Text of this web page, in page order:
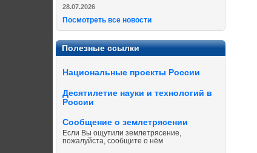
28.07.2026
Посмотреть все новости
Полезные ссылки
Национальные проекты России
Десятилетие науки и технологий в
России
Сообщение о землетрясении
Если Вы ощутили землетрясение,
пожалуйста, сообщите о нём